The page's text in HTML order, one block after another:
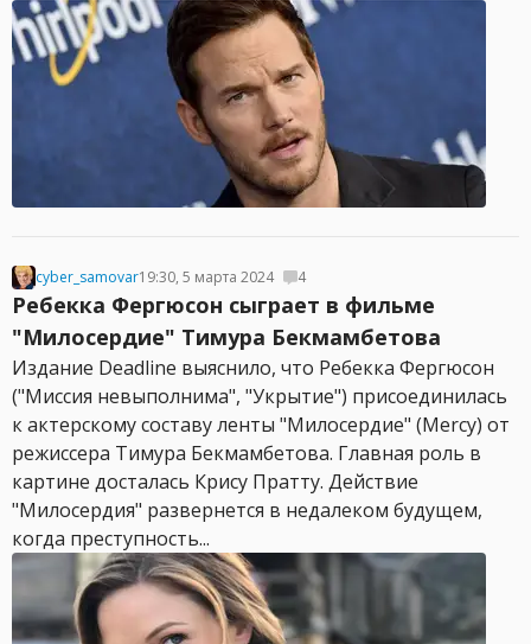
cyber_samovar19:30, 5 марта 2024 4
Ребекка Фергюсон сыграет в фильме
"Милосердие" Тимура Бекмамбетова
Издание Deadline выяснило, что Ребекка Фергюсон
("Миссия невыполнима", "Укрытие") присоединилась
к актерскому составу ленты "Милосердие" (Mercy) от
режиссера Тимура Бекмамбетова. Главная роль в
картине досталась Крису Пратту. Действие
"Милосердия" развернется в недалеком будущем,
когда преступность...